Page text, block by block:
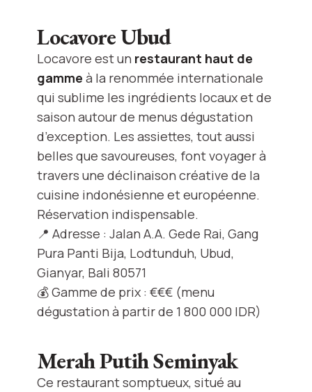
Locavore Ubud
Locavore est un restaurant haut de
gamme à la renommée internationale
qui sublime les ingrédients locaux et de
saison autour de menus dégustation
d’exception. Les assiettes, tout aussi
belles que savoureuses, font voyager à
travers une déclinaison créative de la
cuisine indonésienne et européenne.
Réservation indispensable.
📍 Adresse : Jalan A.A. Gede Rai, Gang
Pura Panti Bija, Lodtunduh, Ubud,
Gianyar, Bali 80571
💰 Gamme de prix : €€€ (menu
dégustation à partir de 1 800 000 IDR)
Merah Putih Seminyak
Ce restaurant somptueux, situé au